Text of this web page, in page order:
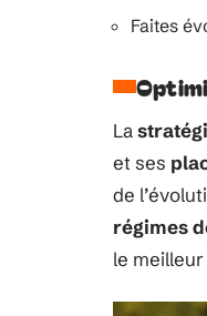
Faites
La
et ses
de
régimes
le